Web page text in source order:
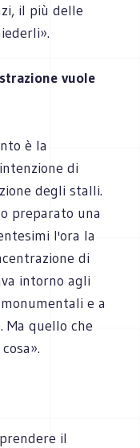
il più delle
vuole
è la
di
degli stalli.
preparato una
l'ora la
di
intorno agli
e a
Ma quello che
il